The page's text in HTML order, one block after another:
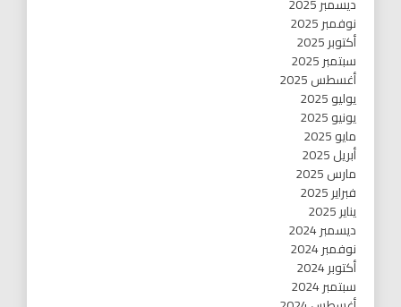
نوفمبر 2025
أكتوبر 2025
سبتمبر 2025
أغسطس 2025
يوليو 2025
يونيو 2025
مايو 2025
أبريل 2025
مارس 2025
فبراير 2025
يناير 2025
ديسمبر 2024
نوفمبر 2024
أكتوبر 2024
سبتمبر 2024